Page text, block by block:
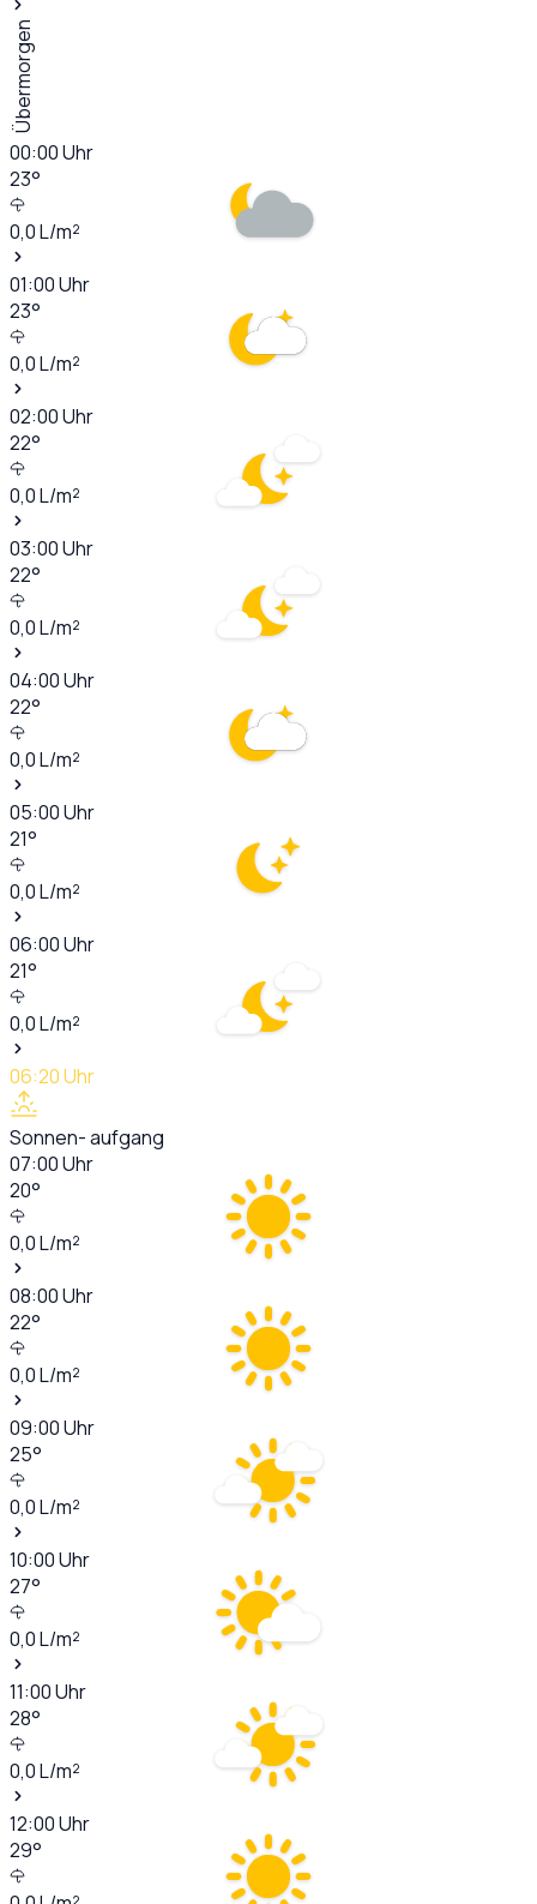
Übermorgen
00:00Uhr
23°
0,0L/m²
01:00Uhr
23°
0,0L/m²
02:00Uhr
22°
0,0L/m²
03:00Uhr
22°
0,0L/m²
04:00Uhr
22°
0,0L/m²
05:00Uhr
21°
0,0L/m²
06:00Uhr
21°
0,0L/m²
06:20Uhr
Sonnen- aufgang
07:00Uhr
20°
0,0L/m²
08:00Uhr
22°
0,0L/m²
09:00Uhr
25°
0,0L/m²
10:00Uhr
27°
0,0L/m²
11:00Uhr
28°
0,0L/m²
12:00Uhr
29°